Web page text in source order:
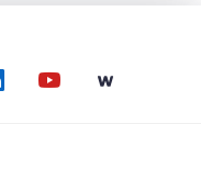
hızlandı... 8 ile
atandı